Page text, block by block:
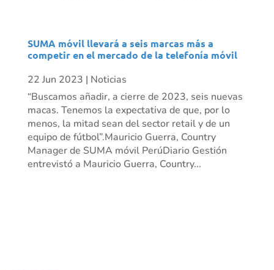
SUMA móvil llevará a seis marcas más a
competir en el mercado de la telefonía móvil
22 Jun 2023 | Noticias
“Buscamos añadir, a cierre de 2023, seis nuevas
macas. Tenemos la expectativa de que, por lo
menos, la mitad sean del sector retail y de un
equipo de fútbol”.Mauricio Guerra, Country
Manager de SUMA móvil PerúDiario Gestión
entrevistó a Mauricio Guerra, Country...